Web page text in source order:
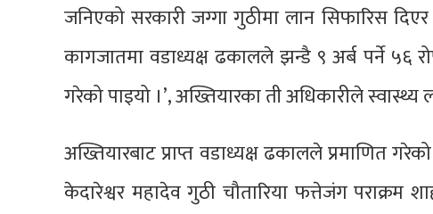
जनिएको सरकारी जग्गा गुठीमा लान सिफारिस
कागजातमा वडाध्यक्ष ढकालले झन्डै ९ अर्ब पर्ने ५६
गरेको पाइयो ।’, अख्तियारका ती अधिकारीले
अख्तियारबाट प्राप्त वडाध्यक्ष ढकालले प्रमाणित
केदारेश्वर महादेव गुठी चौतारिया फत्तेजंग पराक्रम